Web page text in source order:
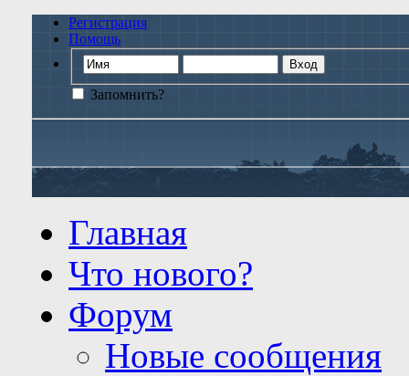
Регистрация
Помощь
Запомнить?
Главная
Что нового?
Форум
Новые сообщения